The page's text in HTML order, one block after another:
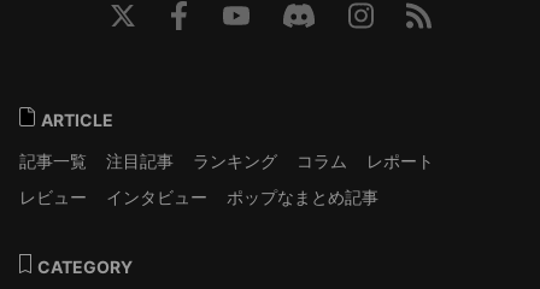
ARTICLE
記事一覧
注目記事 ランキング コラム
レポート
レビュー
インタビュー ポップなまとめ記事
CATEGORY